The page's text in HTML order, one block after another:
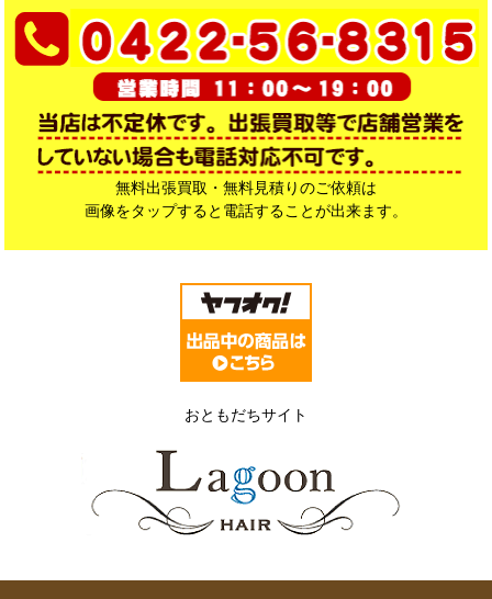
無料出張買取・無料見積りのご依頼は
画像をタップすると電話することが出来ます。
おともだちサイト